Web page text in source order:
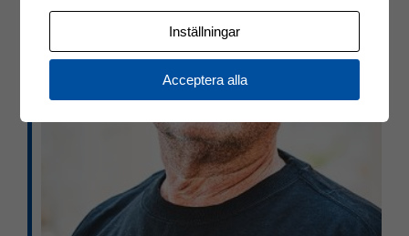
Inställningar
Acceptera alla